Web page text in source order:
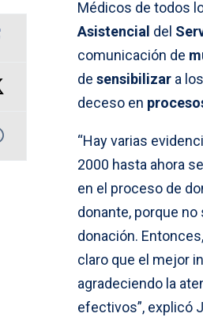
Médicos de todos
Asistencial del
comunicación de
de sensibilizar a
deceso en
“Hay varias
2000 hasta ahora
en el proceso de
donante, porque
donación.
claro que el mejor
agradeciendo la
efectivos”, explicó J